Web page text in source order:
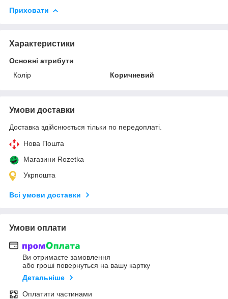
Приховати
Характеристики
Основні атрибути
Колір
Коричневий
Умови доставки
Доставка здійснюється тільки по передоплаті.
Нова Пошта
Магазини Rozetka
Укрпошта
Всі умови доставки
Умови оплати
Ви отримаєте замовлення
або гроші повернуться на вашу картку
Детальніше
Оплатити частинами